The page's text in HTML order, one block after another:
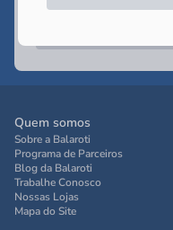
Quem somos
Sobre a Balaroti
Programa de Parceiros
Blog da Balaroti
Trabalhe Conosco
Nossas Lojas
Mapa do Site